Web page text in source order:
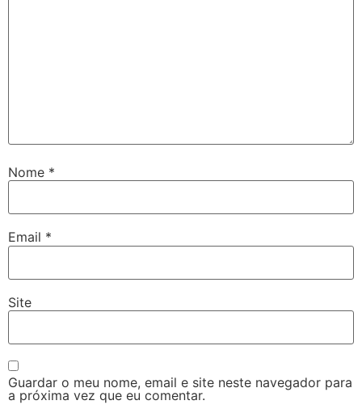
Nome *
Email *
Site
Guardar o meu nome, email e site neste navegador para
a próxima vez que eu comentar.